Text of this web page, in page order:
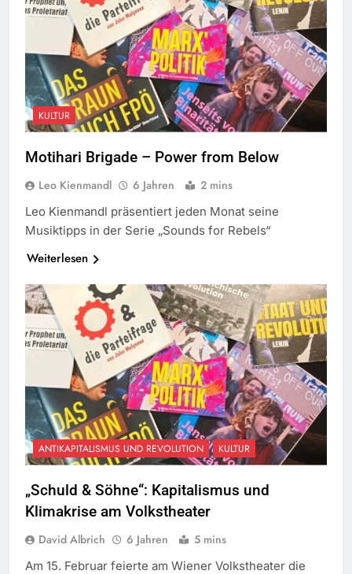
KULTUR
Motihari Brigade – Power from Below
Leo Kienmandl 6 Jahren 2 mins
Leo Kienmandl präsentiert jeden Monat seine
Musiktipps in der Serie „Sounds for Rebels“
Weiterlesen
ANTIKAPITALISMUS UND REVOLUTION KULTUR
„Schuld & Söhne“: Kapitalismus und
Klimakrise am Volkstheater
David Albrich 6 Jahren 5 mins
Am 15. Februar feierte am Wiener Volkstheater die